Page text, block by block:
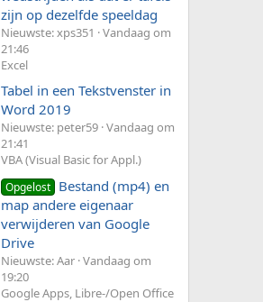
zijn op dezelfde speeldag
Nieuwste: xps351
Vandaag om
21:46
Excel
Tabel in een Tekstvenster in
Word 2019
Nieuwste: peter59 Vandaag om
21:41
VBA (Visual Basic for Appl.)
Opgelost Bestand (mp4) en
map andere eigenaar
verwijderen van Google
Drive
Nieuwste: Aar Vandaag om
19:20
Google Apps, Libre-/Open Office